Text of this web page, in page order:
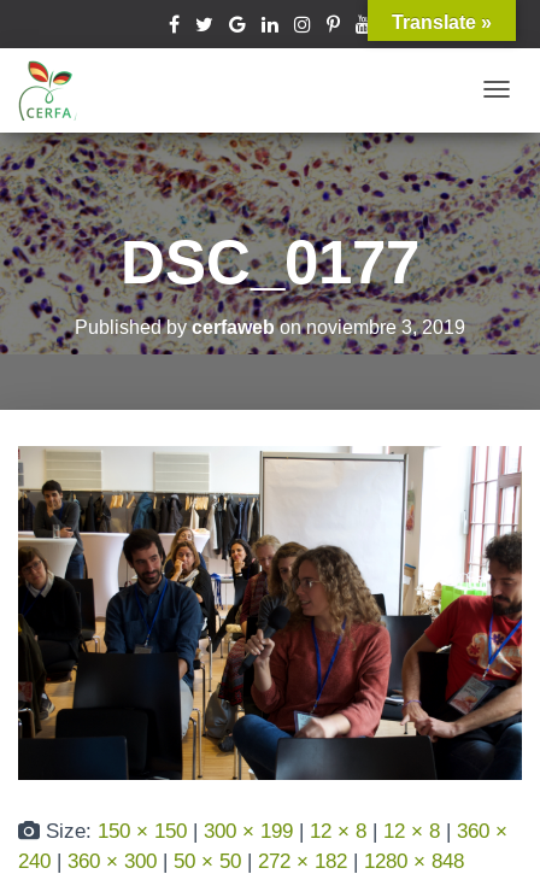
O
G
G
L
E
A
V
G
A
T
I
O
N
DSC_0177
Published bycerfawebonnoviembre 3, 2019
Size: 150 × 150 | 300 × 199 | 12 × 8 | 12 × 8 | 360 ×
240 | 360 × 300 | 50 × 50 | 272 × 182 | 1280 × 848
Translate »